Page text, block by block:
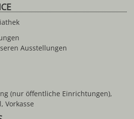
Ausstellungen
(nur öffentliche Einrichtungen),
Vorkasse